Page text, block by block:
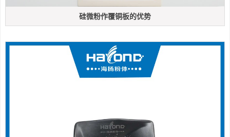
硅微粉作覆铜板的优势